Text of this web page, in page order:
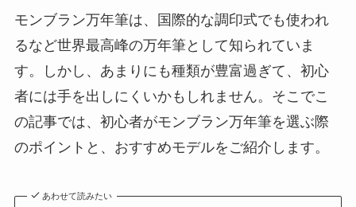
モンブラン万年筆は、国際的な調印式でも使われ
るなど世界最高峰の万年筆として知られていま
す。しかし、あまりにも種類が豊富過ぎて、初心
者には手を出しにくいかもしれません。そこでこ
の記事では、初心者がモンブラン万年筆を選ぶ際
のポイントと、おすすめモデルをご紹介します。
あわせて読みたい